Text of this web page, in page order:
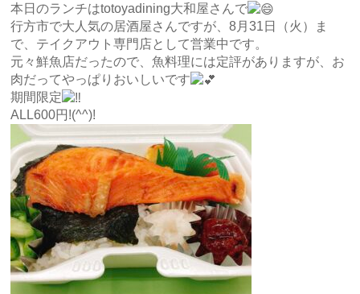
本日のランチはtotoyadining大和屋さんで
行方市で大人気の居酒屋さんですが、8月31日（火）ま
で、テイクアウト専門店として営業中です。
元々鮮魚店だったので、魚料理には定評がありますが、お
肉だってやっぱりおいしいです
期間限定
ALL600円!(^^)!